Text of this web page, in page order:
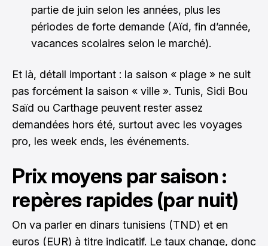
partie de juin selon les années, plus les
périodes de forte demande (Aïd, fin d’année,
vacances scolaires selon le marché).
Et là, détail important : la saison « plage » ne suit
pas forcément la saison « ville ». Tunis, Sidi Bou
Saïd ou Carthage peuvent rester assez
demandées hors été, surtout avec les voyages
pro, les week ends, les événements.
Prix moyens par saison :
repères rapides (par nuit)
On va parler en dinars tunisiens (TND) et en
euros (EUR) à titre indicatif. Le taux change, donc